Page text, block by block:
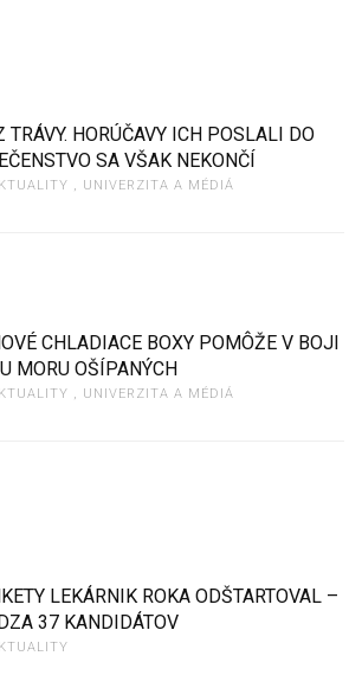
HORÚČAVY ICH POSLALI DO
SA VŠAK NEKONČÍ
UNIVERZITA A MÉDIÁ
CHLADIACE BOXY POMÔŽE V BOJI
MORU OŠÍPANÝCH
, UNIVERZITA A MÉDIÁ
LEKÁRNIK ROKA ODŠTARTOVAL –
37 KANDIDÁTOV